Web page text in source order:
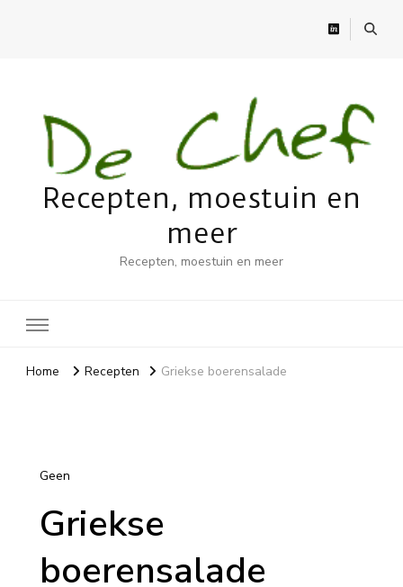
Recepten, moestuin en
meer
Recepten, moestuin en meer
Home Recepten Griekse boerensalade
Geen
Griekse
boerensalade